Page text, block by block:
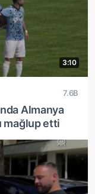
3:10
7.6B
Almanya
mağlup etti